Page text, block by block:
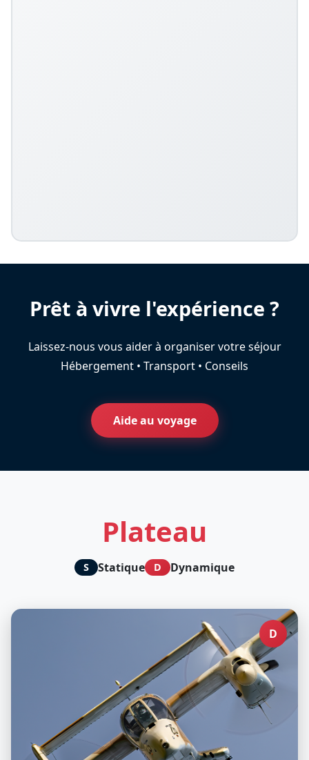
Prêt à vivre l'expérience ?
Laissez-nous vous aider à organiser votre séjour
Hébergement • Transport • Conseils
Aide au voyage
Plateau
S Statique D Dynamique
D